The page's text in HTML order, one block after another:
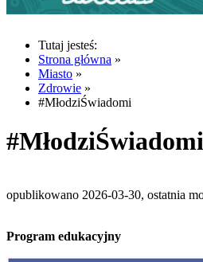
Tutaj jesteś:
Strona główna »
Miasto »
Zdrowie »
#MłodziŚwiadomi
#MłodziŚwiadomi
opublikowano 2026-03-30, ostatnia
Program edukacyjny